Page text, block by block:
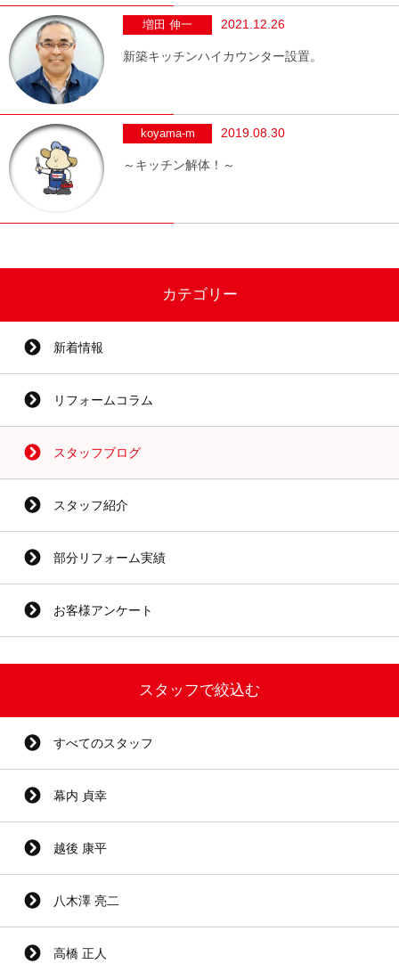
増田 伸一 2021.12.26
新築キッチンハイカウンター設置。
koyama-m 2019.08.30
～キッチン解体！～
カテゴリー
新着情報
リフォームコラム
スタッフブログ
スタッフ紹介
部分リフォーム実績
お客様アンケート
スタッフで絞込む
すべてのスタッフ
幕内 貞幸
越後 康平
八木澤 亮二
高橋 正人